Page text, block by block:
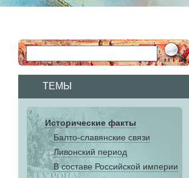
ТЕМЫ
Исторические факты
Балто-славянские связи
Ливонский период
В составе Российской империи